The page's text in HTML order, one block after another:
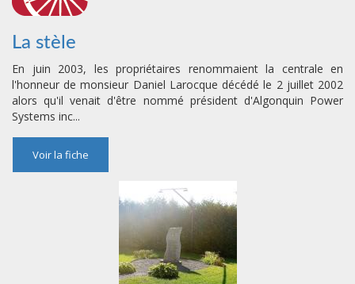
La stèle
En juin 2003, les propriétaires renommaient la centrale en
l'honneur de monsieur Daniel Larocque décédé le 2 juillet 2002
alors qu'il venait d'être nommé président d'Algonquin Power
Systems inc...
Voir la fiche